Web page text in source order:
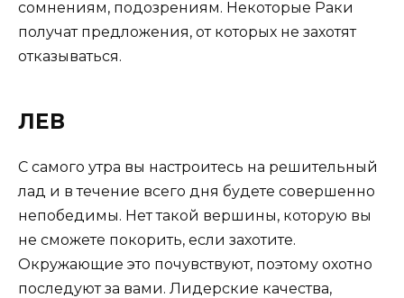
сомнениям, подозрениям. Некоторые Раки
получат предложения, от которых не захотят
отказываться.
ЛЕВ
С самого утра вы настроитесь на решительный
лад и в течение всего дня будете совершенно
непобедимы. Нет такой вершины, которую вы
не сможете покорить, если захотите.
Окружающие это почувствуют, поэтому охотно
последуют за вами. Лидерские качества,